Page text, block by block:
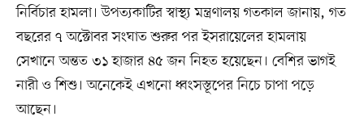
নির্বিচার হামলা। উপত্যকাটির স্বাস্থ্য মন্ত্রণালয় গতকাল জানায়, গত
বছরের ৭ অক্টোবর সংঘাত শুরুর পর ইসরায়েলের হামলায়
সেখানে অন্তত ৩১ হাজার ৪৫ জন নিহত হয়েছেন। বেশির ভাগই
নারী ও শিশু। অনেকেই এখনো ধ্বংসস্তূপের নিচে চাপা পড়ে
আছেন।